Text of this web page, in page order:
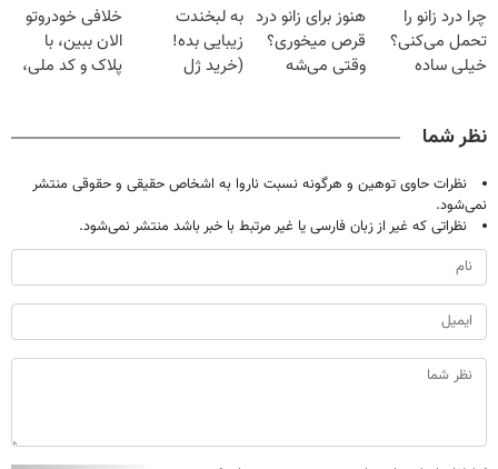
میلیون تومان!!!
(40%off)
خانگی
فقط ۲۵ میلیون
چرا درد زانو را
تحمل می‌کنی؟
خیلی ساده
هنوز برای زانو درد
قرص میخوری؟
وقتی می‌شه
به لبخندت
زیبایی بده!
(خرید ژل
با40%تخفیف)
خلافی خودروتو
الان ببین، با
پلاک و کد ملی،
نظر شما
نظرات حاوی توهین و هرگونه نسبت ناروا به اشخاص حقیقی و حقوقی منتشر
نمی‌شود.
نظراتی که غیر از زبان فارسی یا غیر مرتبط با خبر باشد منتشر نمی‌شود.